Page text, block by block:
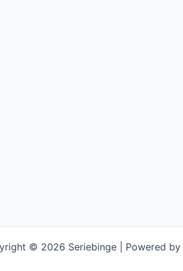
© 2026 Seriebinge | Powered by